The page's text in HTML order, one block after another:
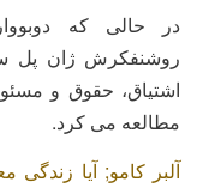
در حالی که
روشنفکرش ژان پل
اشتیاق، حقوق و
مطالعه می کرد.
آلبر کامو; آیا